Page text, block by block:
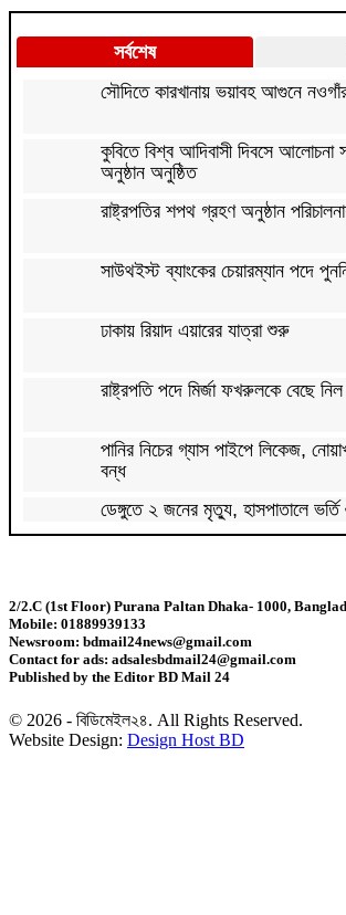
সর্বশেষ
সৌদিতে কারখানায় ভয়াবহ আগুনে
কুবিতে বিশ্ব আদিবাসী দিবসে আলোচনা
অনুষ্ঠান অনুষ্ঠিত
রাষ্ট্রপতির শপথ গ্রহণ অনুষ্ঠান
সাউথইস্ট ব্যাংকের চেয়ারম্যান পদে
ঢাকায় রিয়াদ এয়ারের যাত্রা শুরু
রাষ্ট্রপতি পদে মির্জা ফখরুলকে বেছে
পানির নিচের গ্যাস পাইপে লিকেজ,
বন্ধ
ডেঙ্গুতে ২ জনের মৃত্যু, হাসপাতালে
ইসলামী অর্থায়ন ও ব্যাংকিংয়ে দক্ষ জনবল
ব্যাকলেস গাউনে মিমের গ্ল্যামার
তামাকের মোড়কে স্বাস্থ্য সতর্কবার্তায়
2/2.C (1st Floor) Purana Paltan Dhaka- 1000,
Mobile: 01889939133
Newsroom: bdmail24news@gmail.com
Contact for ads: adsalesbdmail24@gmail.com
Published by the Editor BD Mail 24
© 2026 - বিডিমেইল২৪. All Rights Reserved.
Website Design: Design Host BD